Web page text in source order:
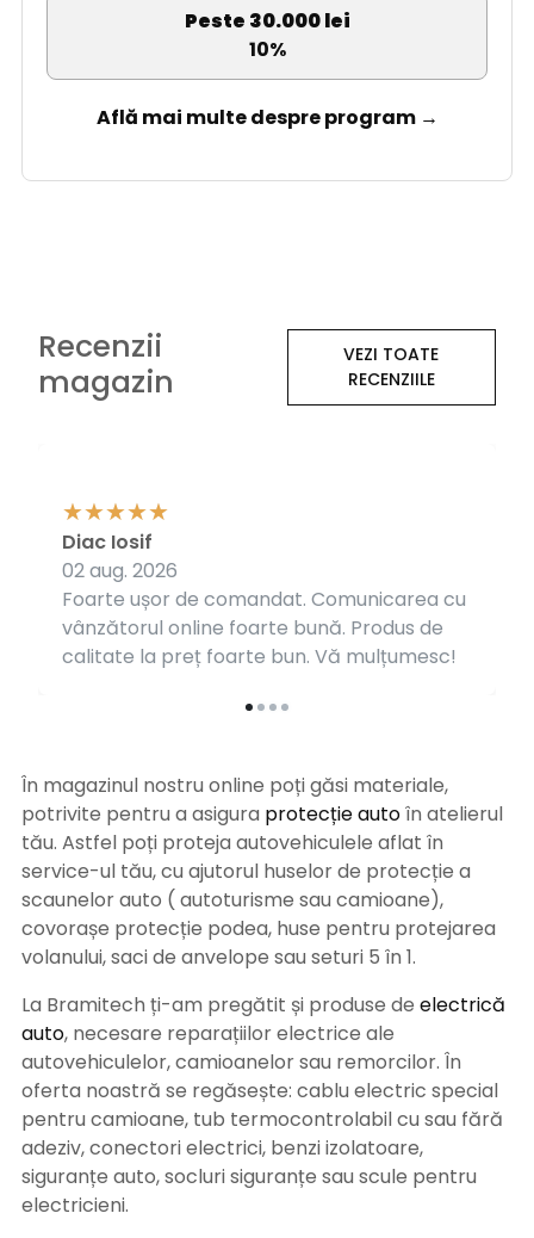
Peste 30.000 lei
10%
Află mai multe despre program →
Recenzii
magazin
VEZI TOATE
RECENZIILE
Foarte ușor de comandat. Comunicarea cu
vânzătorul online foarte bună. Produs de
calitate la preț foarte bun. Vă mulțumesc!
Diac Iosif
02 aug. 2026
În magazinul nostru online poți găsi materiale,
potrivite pentru a asigura protecție autoîn atelierul
tău. Astfel poți proteja autovehiculele aflat în
service-ul tău, cu ajutorul huselor de protecție a
scaunelor auto ( autoturisme sau camioane),
covorașe protecție podea, huse pentru protejarea
volanului, saci de anvelope sau seturi 5 în 1.
La Bramitech ți-am pregătit și produse de electrică
auto, necesare reparațiilor electrice ale
autovehiculelor, camioanelor sau remorcilor. În
oferta noastră se regăsește: cablu electric special
pentru camioane, tub termocontrolabil cu sau fără
adeziv, conectori electrici, benzi izolatoare,
siguranțe auto, socluri siguranțe sau scule pentru
electricieni.